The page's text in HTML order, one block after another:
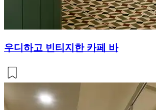
우디하고 빈티지한 카페 바